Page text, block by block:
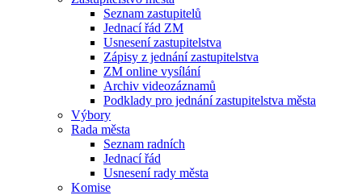
Seznam zastupitelů
Jednací řád ZM
Usnesení zastupitelstva
Zápisy z jednání zastupitelstva
ZM online vysílání
Archiv videozáznamů
Podklady pro jednání zastupitelstva města
Výbory
Rada města
Seznam radních
Jednací řád
Usnesení rady města
Komise